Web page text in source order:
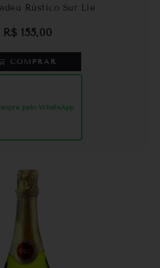
Rústico Sur Lie
R$155,00
COMPRAR
pelo WhatsApp